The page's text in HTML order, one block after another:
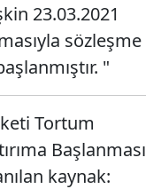
23.03.2021
sözleşme
"
Tortum
Başlanması
kaynak: